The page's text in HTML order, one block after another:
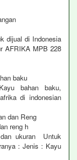
dijual di Indonesia
AFRIKA MPB 228
baku
bahan baku,
di indonesian
dan Reng
reng h
ukuran Untuk
: Jenis : Kayu